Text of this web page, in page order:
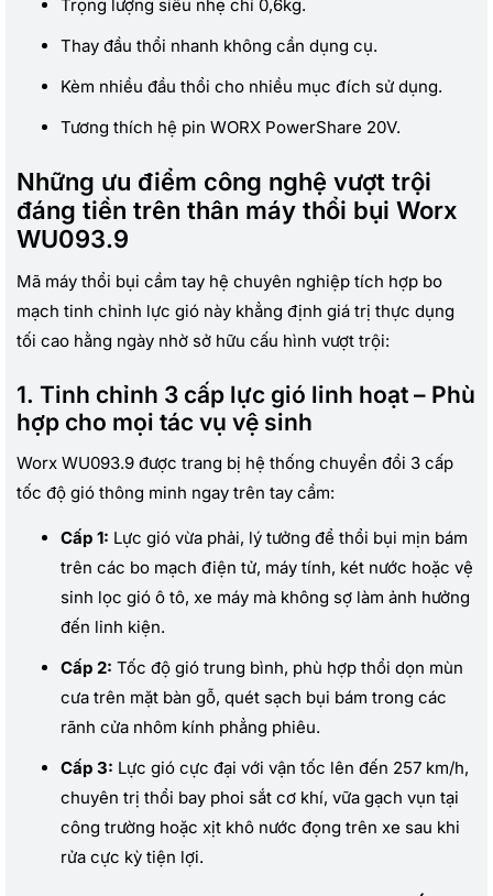
Trọng lượng siêu nhẹ chỉ 0,6kg.
Thay đầu thổi nhanh không cần dụng cụ.
Kèm nhiều đầu thổi cho nhiều mục đích sử dụng.
Tương thích hệ pin WORX PowerShare 20V.
Những ưu điểm công nghệ vượt trội
đáng tiền trên thân máy thổi bụi Worx
WU093.9
Mã máy thổi bụi cầm tay hệ chuyên nghiệp tích hợp bo
mạch tinh chỉnh lực gió này khẳng định giá trị thực dụng
tối cao hằng ngày nhờ sở hữu cấu hình vượt trội:
1. Tinh chỉnh 3 cấp lực gió linh hoạt – Phù
hợp cho mọi tác vụ vệ sinh
Worx WU093.9 được trang bị hệ thống chuyển đổi 3 cấp
tốc độ gió thông minh ngay trên tay cầm:
Cấp 1: Lực gió vừa phải, lý tưởng để thổi bụi mịn bám
trên các bo mạch điện tử, máy tính, két nước hoặc vệ
sinh lọc gió ô tô, xe máy mà không sợ làm ảnh hưởng
đến linh kiện.
Cấp 2: Tốc độ gió trung bình, phù hợp thổi dọn mùn
cưa trên mặt bàn gỗ, quét sạch bụi bám trong các
rãnh cửa nhôm kính phẳng phiêu.
Cấp 3: Lực gió cực đại với vận tốc lên đến 257 km/h,
chuyên trị thổi bay phoi sắt cơ khí, vữa gạch vụn tại
công trường hoặc xịt khô nước đọng trên xe sau khi
rửa cực kỳ tiện lợi.